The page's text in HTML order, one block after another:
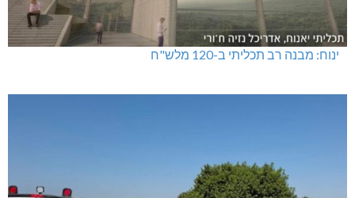
ינוח: מבנה רב תכליתי ב-120 מלש"ח